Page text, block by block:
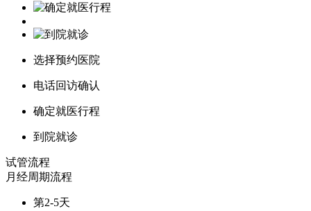
选择预约医院
电话回访确认
确定就医行程
到院就诊
试管流程
月经周期流程
第2-5天